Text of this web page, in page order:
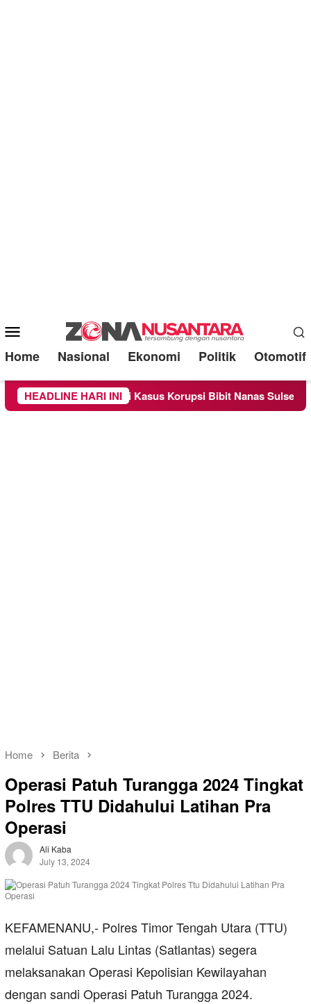
Mobile
Menu
Home Nasional Ekonomi Politik Otomotif
HEADLINE HARI INI
Saksi Kasus Korupsi Bibit Nanas Sulsel Rp 52,4 Miliar
Home Berita
Operasi Patuh Turangga 2024 Tingkat
Polres TTU Didahului Latihan Pra
Operasi
Ali Kaba
July 13, 2024
KEFAMENANU,- Polres Timor Tengah Utara (TTU)
melalui Satuan Lalu Lintas (Satlantas) segera
melaksanakan Operasi Kepolisian Kewilayahan
dengan sandi Operasi Patuh Turangga 2024.